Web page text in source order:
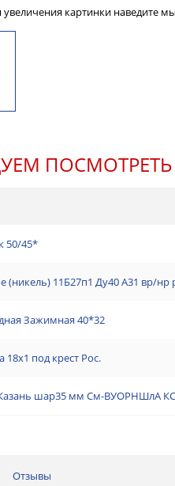
увеличения картинки наведите
ПОСМОТРЕТЬ
50/45*
(никель) 11Б27п1 Ду40 А31 вр/нр
Зажимная 40*32
18х1 под крест Рос.
шар35 мм См-ВУОРНШлА КС
Отзывы